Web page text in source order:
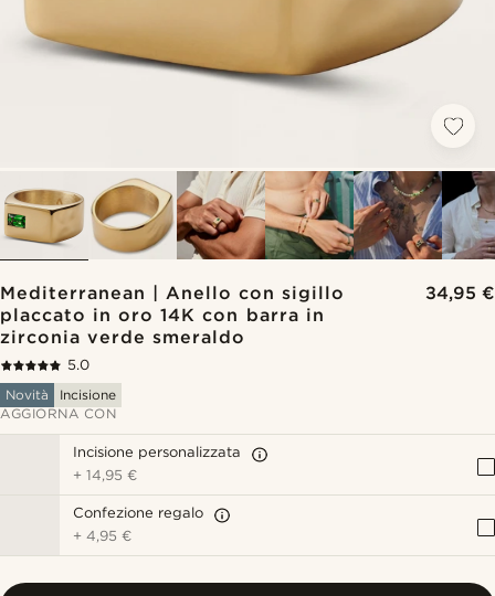
Mediterranean | Anello con sigillo
placcato in oro 14K con barra in
zirconia verde smeraldo
34,95 €
5.0
Novità
Incisione
AGGIORNA CON
Incisione personalizzata
+14,95 €
Confezione regalo
+4,95 €